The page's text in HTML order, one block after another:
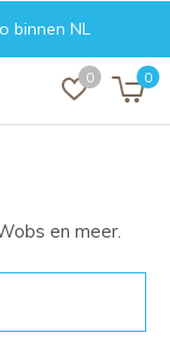
0 0
binnen NL
en meer.